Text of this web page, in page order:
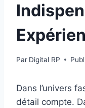
Par Digital RP
Dans l’univers
détail compte.